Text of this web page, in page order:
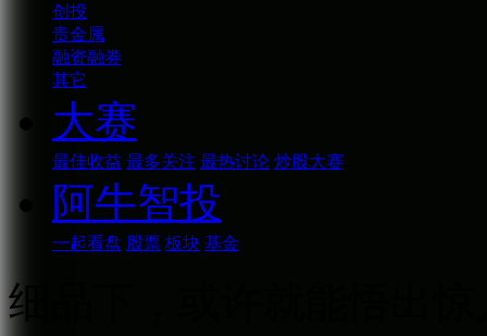
创投
贵金属
融资融券
其它
大赛
最佳收益 最多关注 最热讨论 炒股大赛
阿牛智投
一起看盘 股票 板块 基金
细品下，或许就能悟出惊